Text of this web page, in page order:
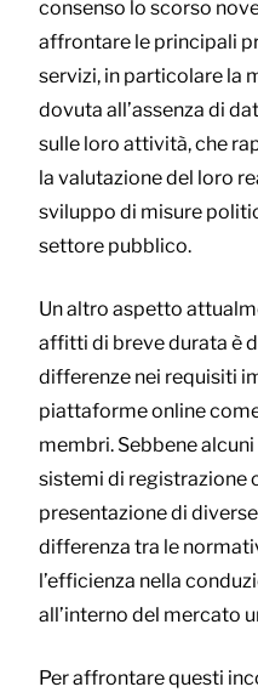
consenso lo scorso
affrontare le principali
servizi, in particolare la
dovuta all’assenza di
sulle loro attività, che
la valutazione del loro
sviluppo di misure
settore pubblico.
Un altro aspetto
affitti di breve durata è
differenze nei requisiti
piattaforme online
membri. Sebbene
sistemi di registrazione
presentazione di
differenza tra le
l’efficienza nella
all’interno del mercato
Per affrontare questi